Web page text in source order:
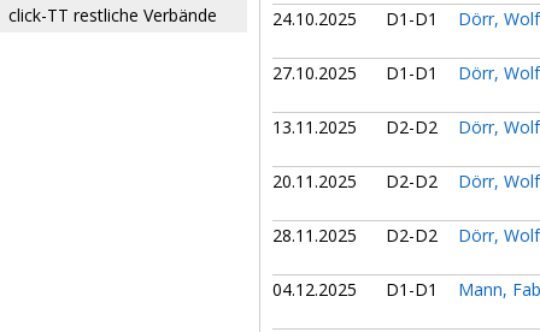
click-TT restliche Verbände
24.10.2025 D1-D1 Dörr,
27.10.2025 D1-D1 Dörr,
13.11.2025 D2-D2 Dörr,
20.11.2025 D2-D2 Dörr,
28.11.2025 D2-D2 Dörr,
04.12.2025 D1-D1 Mann,